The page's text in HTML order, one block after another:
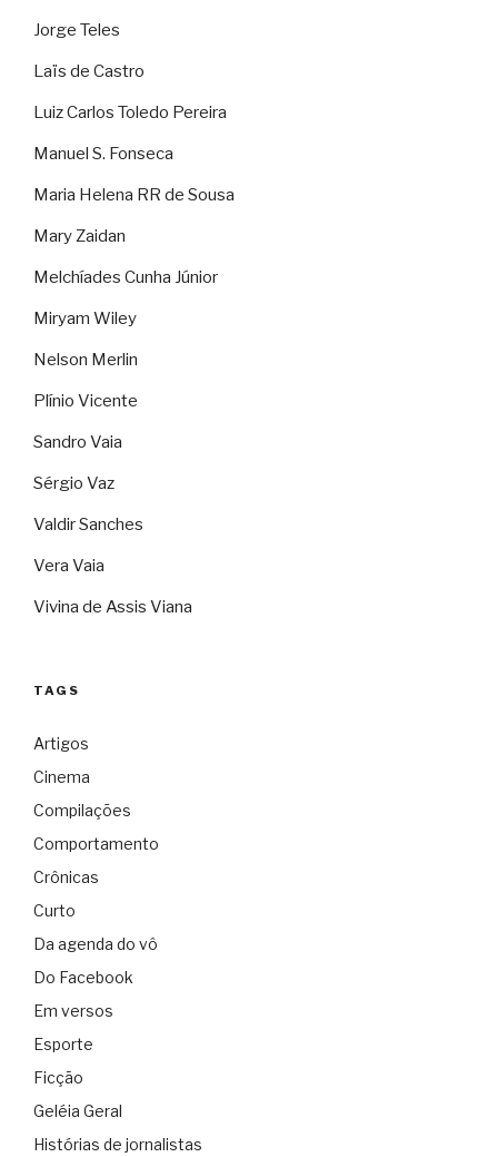
Jorge Teles
Laïs de Castro
Luiz Carlos Toledo Pereira
Manuel S. Fonseca
Maria Helena RR de Sousa
Mary Zaidan
Melchíades Cunha Júnior
Miryam Wiley
Nelson Merlin
Plínio Vicente
Sandro Vaia
Sérgio Vaz
Valdir Sanches
Vera Vaia
Vivina de Assis Viana
TAGS
Artigos
Cinema
Compilações
Comportamento
Crônicas
Curto
Da agenda do vô
Do Facebook
Em versos
Esporte
Ficção
Geléia Geral
Histórias de jornalistas